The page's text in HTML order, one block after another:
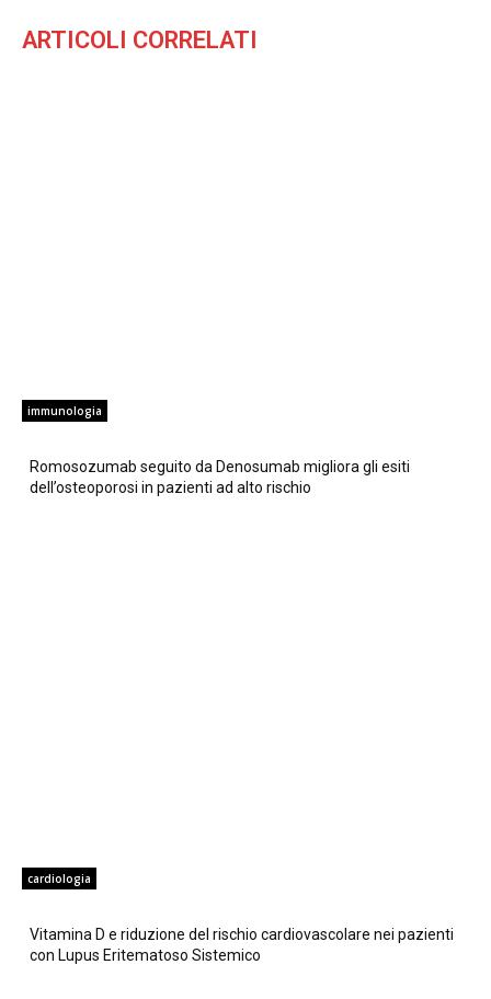
ARTICOLI CORRELATI
immunologia
Romosozumab seguito da Denosumab migliora gli esiti
dell’osteoporosi in pazienti ad alto rischio
cardiologia
Vitamina D e riduzione del rischio cardiovascolare nei pazienti
con Lupus Eritematoso Sistemico